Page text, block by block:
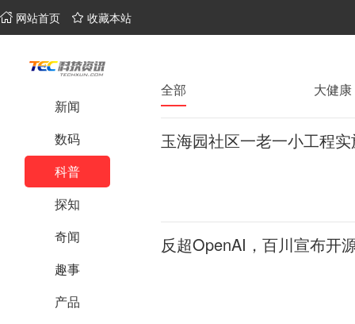
网站首页 收藏本站
新闻
数码
科普
探知
奇闻
趣事
产品
全部 大健康
玉海园社区一老一小工程
反超OpenAI，百川宣布开